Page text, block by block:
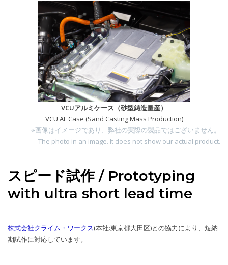
VCUアルミケース（砂型鋳造量産）
VCU AL Case (Sand Casting Mass Production)
※画像はイメージであり、弊社の実際の製品ではございません。
The photo in an image. It does not show our actual product.
スピード試作 / Prototyping
with ultra short lead time
株式会社クライム・ワークス(本社:東京都大田区)との協力により、短納
期試作に対応しています。